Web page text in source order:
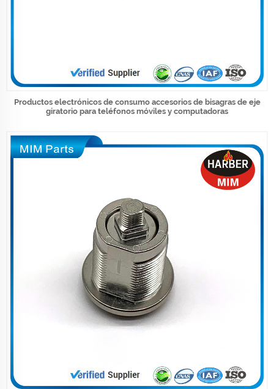
Productos electrónicos de consumo accesorios de bisagras de eje
giratorio para teléfonos móviles y computadoras